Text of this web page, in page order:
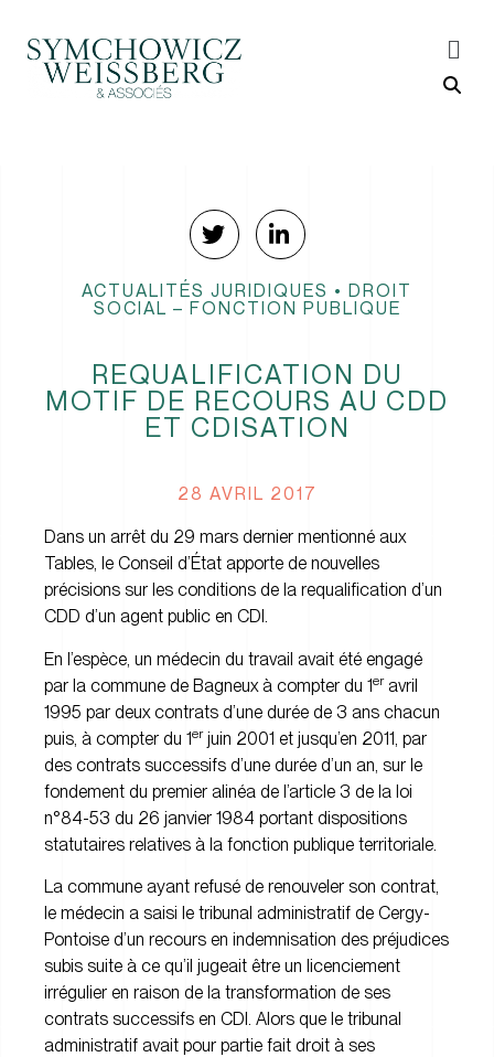
ACTUALITÉS JURIDIQUES • DROIT
SOCIAL – FONCTION PUBLIQUE
REQUALIFICATION DU
MOTIF DE RECOURS AU CDD
ET CDISATION
28 AVRIL 2017
Dans un arrêt du 29 mars dernier mentionné aux
Tables, le Conseil d’État apporte de nouvelles
précisions sur les conditions de la requalification d’un
CDD d’un agent public en CDI.
En l’espèce, un médecin du travail avait été engagé
par la commune de Bagneux à compter du 1eravril
1995 par deux contrats d’une durée de 3 ans chacun
puis, à compter du 1erjuin 2001 et jusqu’en 2011, par
des contrats successifs d’une durée d’un an, sur le
fondement du premier alinéa de l’article 3 de la loi
n°84-53 du 26 janvier 1984 portant dispositions
statutaires relatives à la fonction publique territoriale.
La commune ayant refusé de renouveler son contrat,
le médecin a saisi le tribunal administratif de Cergy-
Pontoise d’un recours en indemnisation des préjudices
subis suite à ce qu’il jugeait être un licenciement
irrégulier en raison de la transformation de ses
contrats successifs en CDI. Alors que le tribunal
administratif avait pour partie fait droit à ses